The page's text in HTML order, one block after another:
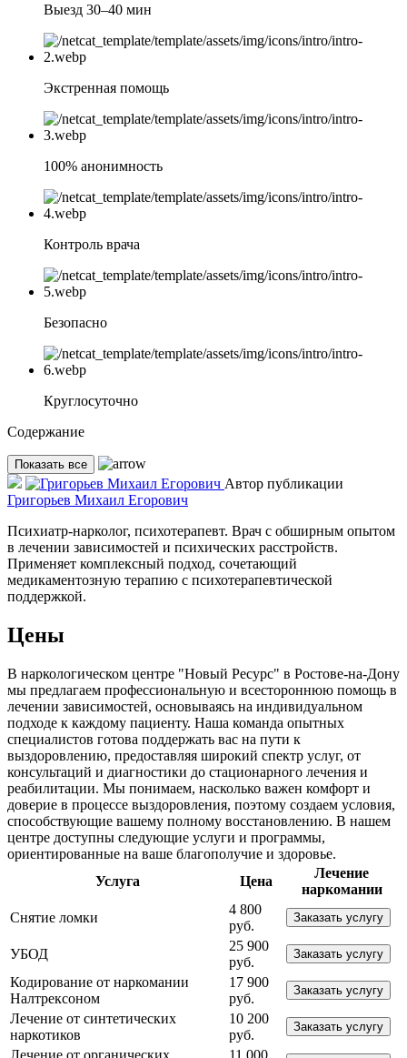
Выезд 30–40 мин
Экстренная помощь
100% анонимность
Контроль врача
Безопасно
Круглосуточно
Содержание
Показать все
Автор публикации
Григорьев Михаил Егорович
Психиатр-нарколог, психотерапевт. Врач с обширным опытом
в лечении зависимостей и психических расстройств.
Применяет комплексный подход, сочетающий
медикаментозную терапию с психотерапевтической
поддержкой.
Цены
В наркологическом центре "Новый Ресурс" в Ростове-на-Дону
мы предлагаем профессиональную и всестороннюю помощь в
лечении зависимостей, основываясь на индивидуальном
подходе к каждому пациенту. Наша команда опытных
специалистов готова поддержать вас на пути к
выздоровлению, предоставляя широкий спектр услуг, от
консультаций и диагностики до стационарного лечения и
реабилитации. Мы понимаем, насколько важен комфорт и
доверие в процессе выздоровления, поэтому создаем условия,
способствующие вашему полному восстановлению. В нашем
центре доступны следующие услуги и программы,
ориентированные на ваше благополучие и здоровье.
Услуга
Цена
Лечение
наркомании
Снятие ломки
4 800
руб.
Заказать услугу
УБОД
25 900
руб.
Заказать услугу
Кодирование от наркомании
Налтрексоном
17 900
руб.
Заказать услугу
Лечение от синтетических
наркотиков
10 200
руб.
Заказать услугу